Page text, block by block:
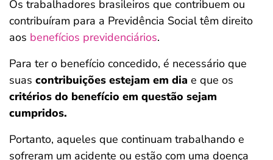
Os trabalhadores brasileiros que contribuem ou
contribuíram para a Previdência Social têm direito
aos benefícios previdenciários.
Para ter o benefício concedido, é necessário que
suas contribuições estejam em dia e que os
critérios do benefício em questão sejam
cumpridos.
Portanto, aqueles que continuam trabalhando e
sofreram um acidente ou estão com uma doença